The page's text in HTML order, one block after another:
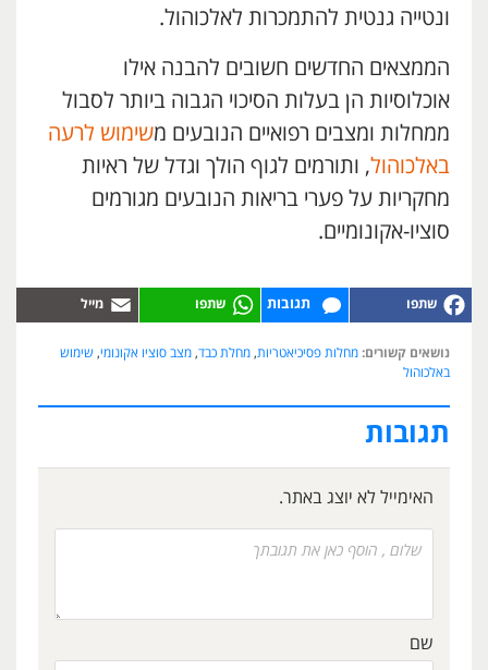
ונטייה גנטית להתמכרות לאלכוהול.
הממצאים החדשים חשובים להבנה אילו
אוכלוסיות הן בעלות הסיכוי הגבוה ביותר לסבול
ממחלות ומצבים רפואיים הנובעים משימוש לרעה
באלכוהול, ותורמים לגוף הולך וגדל של ראיות
מחקריות על פערי בריאות הנובעים מגורמים
סוציו-אקונומיים.
תגובות
נושאים קשורים: מחלות פסיכיאטריות, מחלת כבד, מצב סוציו אקונומי, שימוש
באלכוהול
תגובות
האימייל לא יוצג באתר.
שם